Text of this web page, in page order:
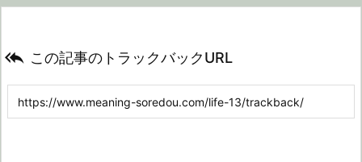
 この記事のトラックバックURL